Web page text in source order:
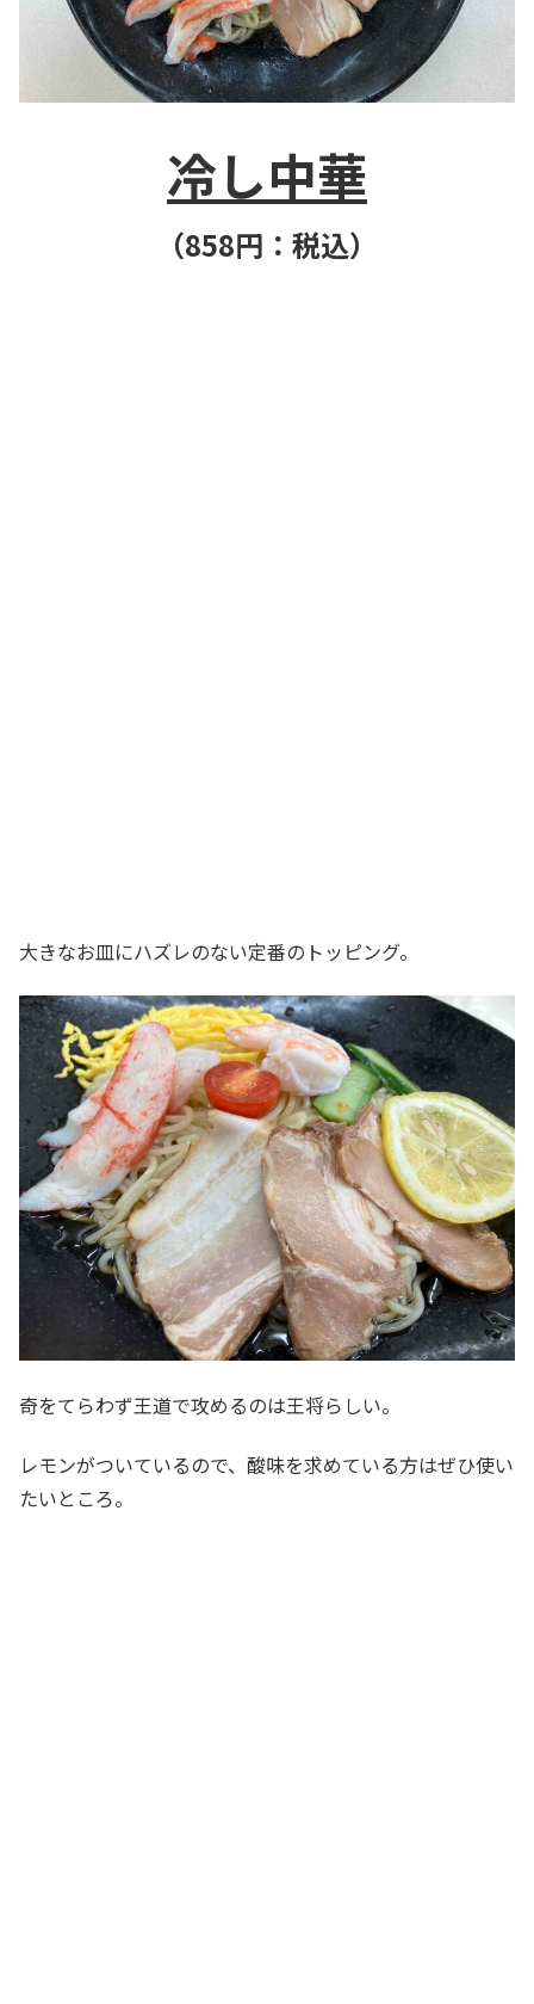
冷し中華
（858円：税込）
大きなお皿にハズレのない定番のトッピング。
奇をてらわず王道で攻めるのは王将らしい。
レモンがついているので、酸味を求めている方はぜひ使い
たいところ。